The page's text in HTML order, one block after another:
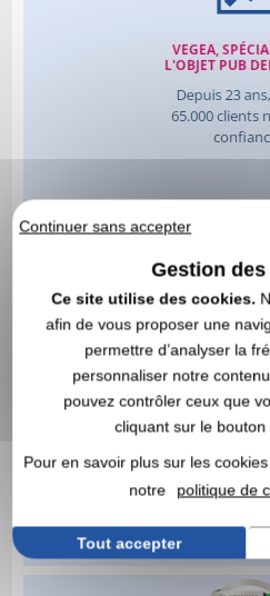
Continuer sans accepter
Gestion
Ce site utilise des cookies.
afin de vous proposer une
permettre d’analyser la
personnaliser notre
pouvez contrôler ceux que
cliquant sur le
Pour en savoir plus sur les
notre
politique de
Tout accepter